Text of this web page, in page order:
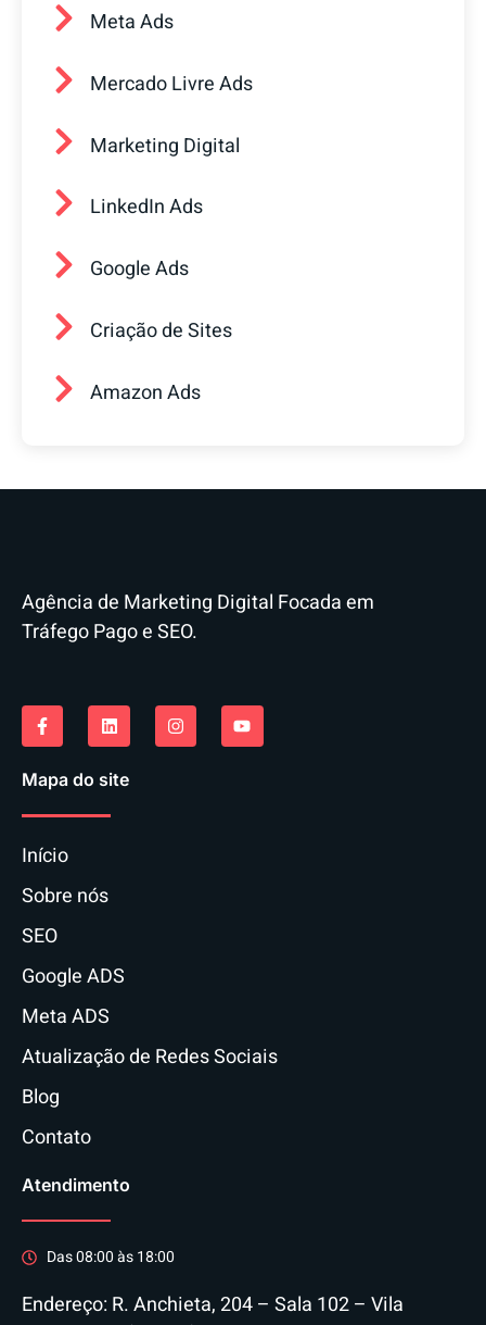
Meta Ads
Mercado Livre Ads
Marketing Digital
LinkedIn Ads
Google Ads
Criação de Sites
Amazon Ads
Agência de Marketing Digital Focada em
Tráfego Pago e SEO.
Mapa do site
Início
Sobre nós
SEO
Google ADS
Meta ADS
Atualização de Redes Sociais
Blog
Contato
Atendimento
Das 08:00 às 18:00
Endereço: R. Anchieta, 204 – Sala 102 – Vila